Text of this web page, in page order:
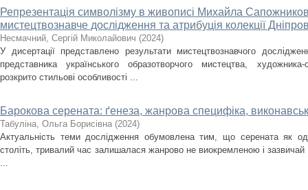
Репрезентація символізму в живописі Михайла
мистецтвознавче дослідження та атрибуція колекції
Несмачний, Сергій Миколайович (2024)
У дисертації представлено результати мистецтвознавчого
представника українського образотворчого мистецтва,
розкрито стильові особливості ...
Барокова серената: ґенеза, жанрова специфіка,
Табуліна, Ольга Борисівна (2024)
Актуальність теми дослідження обумовлена тим, що серената як
століть, тривалий час залишалася жанрово не виокремленою і зазвичай
...